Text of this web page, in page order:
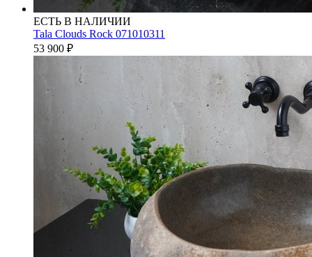
ЕСТЬ В НАЛИЧИИ
Tala Clouds Rock 071010311
53 900 ₽